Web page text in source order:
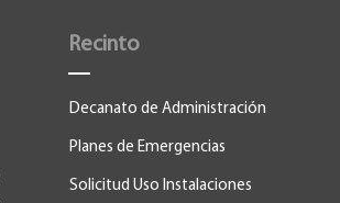
Recinto
Decanato de Administración
Planes de Emergencias
Solicitud Uso Instalaciones